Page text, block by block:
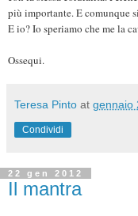
più importante. E comunque
E io? Io speriamo che me la
Ossequi.
Teresa Pinto at gennaio
Condividi
22 gen 2012
Il mantra